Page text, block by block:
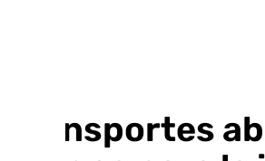
Transportes